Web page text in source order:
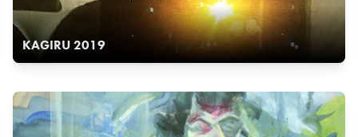
KAGIRU 2019